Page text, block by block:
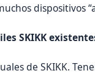
dispositivos
SKIKK
de SKIKK.